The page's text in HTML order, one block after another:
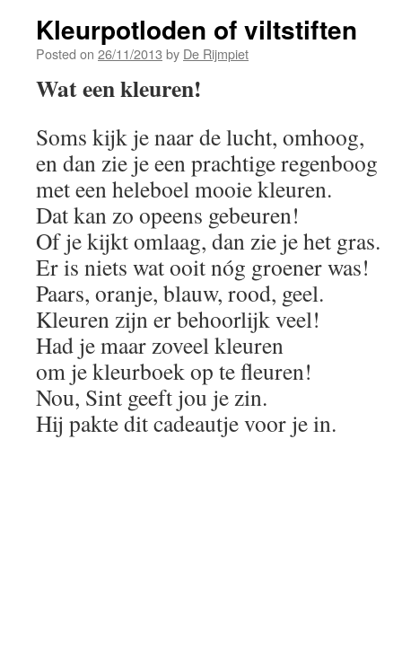
Kleurpotloden of viltstiften
Posted on 26/11/2013 by De Rijmpiet
Wat een kleuren!
Soms kijk je naar de lucht, omhoog,
en dan zie je een prachtige regenboog
met een heleboel mooie kleuren.
Dat kan zo opeens gebeuren!
Of je kijkt omlaag, dan zie je het gras.
Er is niets wat ooit nóg groener was!
Paars, oranje, blauw, rood, geel.
Kleuren zijn er behoorlijk veel!
Had je maar zoveel kleuren
om je kleurboek op te fleuren!
Nou, Sint geeft jou je zin.
Hij pakte dit cadeautje voor je in.